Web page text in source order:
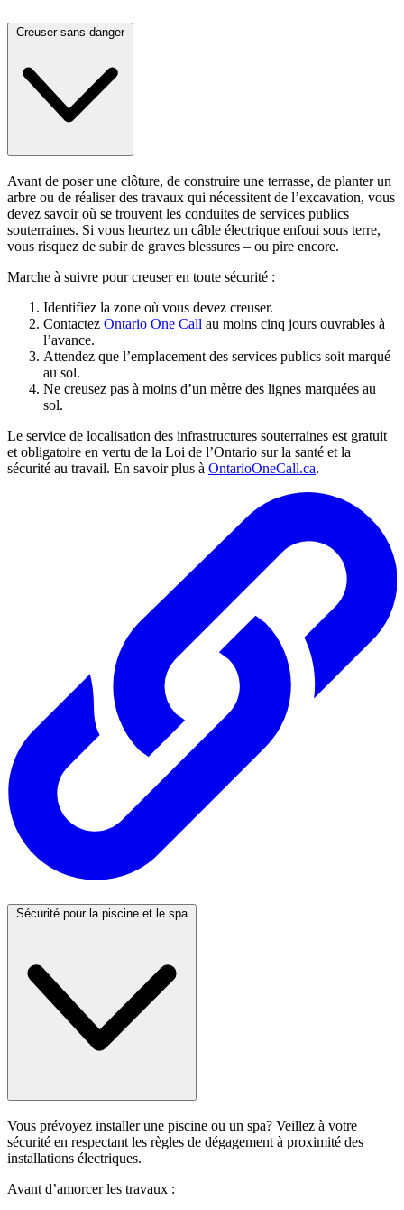
Creuser sans danger
Avant de poser une clôture, de construire une terrasse, de planter un
arbre ou de réaliser des travaux qui nécessitent de l’excavation, vous
devez savoir où se trouvent les conduites de services publics
souterraines. Si vous heurtez un câble électrique enfoui sous terre,
vous risquez de subir de graves blessures – ou pire encore.
Marche à suivre pour creuser en toute sécurité :
Identifiez la zone où vous devez creuser.
Contactez Ontario One Call au moins cinq jours ouvrables à
l’avance.
Attendez que l’emplacement des services publics soit marqué
au sol.
Ne creusez pas à moins d’un mètre des lignes marquées au
sol.
Le service de localisation des infrastructures souterraines est gratuit
et obligatoire en vertu de la Loi de l’Ontario sur la santé et la
sécurité au travail. En savoir plus à OntarioOneCall.ca.
Sécurité pour la piscine et le spa
Vous prévoyez installer une piscine ou un spa? Veillez à votre
sécurité en respectant les règles de dégagement à proximité des
installations électriques.
Avant d’amorcer les travaux :